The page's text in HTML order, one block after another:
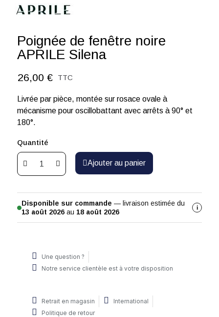
Poignée de fenêtre noire
APRILE Silena
26,00 € TTC
Livrée par pièce, montée sur rosace ovale à
mécanisme pour oscillobattant avec arrêts à 90° et
180°.
Quantité
Ajouter au panier
Disponible sur commande — livraison estimée du
13 août 2026 au 18 août 2026
i
Une question ?
Notre service clientèle est à votre disposition
Retrait en magasin
International
Politique de retour